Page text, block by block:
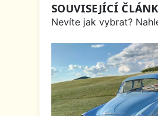
SOUVISEJÍCÍ
Nevíte jak vybrat?